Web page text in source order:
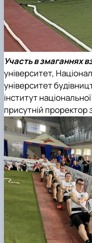
Участь в змаганнях
університет,
університет
інститут
присутній проректор